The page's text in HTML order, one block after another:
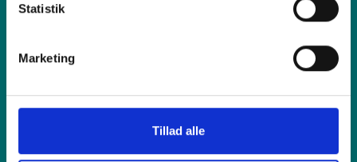
Statistik
Marketing
Tillad alle